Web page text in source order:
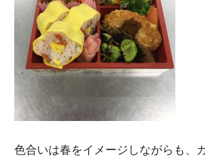
色合いは春をイメージしながらも、